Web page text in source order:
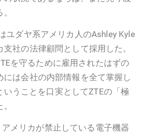
ユダヤ系アメリカ人のAshley Kyle
社の法律顧問として採用した。
を守るために雇用されたはずの
には会社の内部情報を全て掌握し
いうことを口実としてZTEの「極
メリカが禁止している電子機器